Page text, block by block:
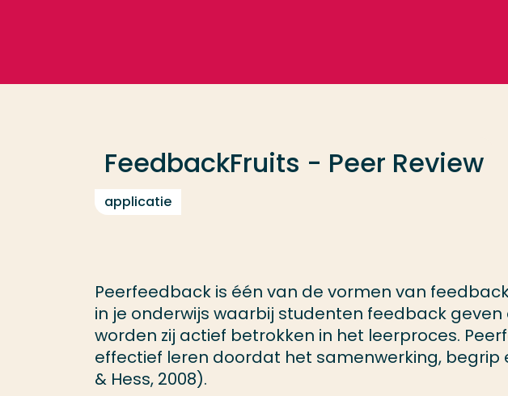
FeedbackFruits - Peer Review
applicatie
Peerfeedback is één van de vormen van
in je onderwijs waarbij studenten feedback geven
worden zij actief betrokken in het leerproces.
effectief leren doordat het samenwerking,
& Hess, 2008).